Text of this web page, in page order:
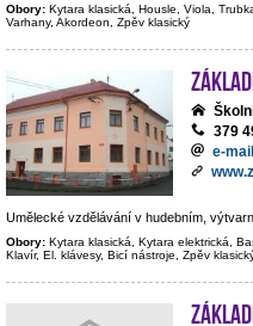
Obory: Kytara klasická, Housle, Viola,
Varhany, Akordeon, Zpěv klasický
379
e-mail
Umělecké vzdělávání v hudebním,
Obory: Kytara klasická, Kytara elektrická,
Klavír, El. klávesy, Bicí nástroje, Zpěv